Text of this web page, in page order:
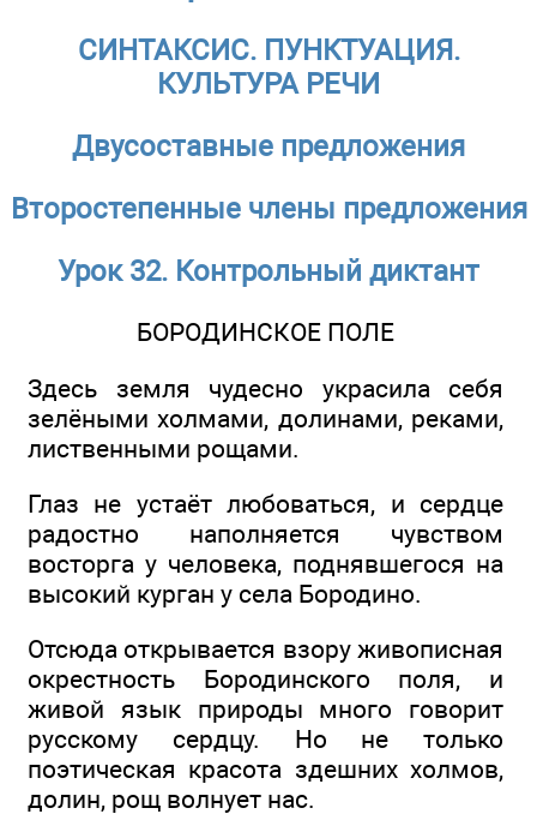
СИНТАКСИС. ПУНКТУАЦИЯ.
КУЛЬТУРА РЕЧИ
Двусоставные предложения
Второстепенные члены предложения
Урок 32. Контрольный диктант
БОРОДИНСКОЕ ПОЛЕ
Здесь земля чудесно украсила себя
зелёными холмами, долинами, реками,
лиственными рощами.
Глаз не устаёт любоваться, и сердце
радостно наполняется чувством
восторга у человека, поднявшегося на
высокий курган у села Бородино.
Отсюда открывается взору живописная
окрестность Бородинского поля, и
живой язык природы много говорит
русскому сердцу. Но не только
поэтическая красота здешних холмов,
долин, рощ волнует нас.